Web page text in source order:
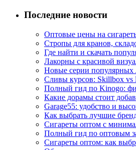
Последние новости
Оптовые цены на
Стропы для кранов,
Где найти и скачать
Лакорны с красивой
Новые серии популярных
Сливы курсов: Skillbox
Полный гид по Kinogo:
Какие дорамы стоит
Garage55: удобство и
Как выбрать лучшие
Сигареты оптом с
Полный гид по оптовым
Сигареты оптом: как